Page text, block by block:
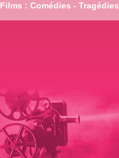
Films : Comédies - Tragédies